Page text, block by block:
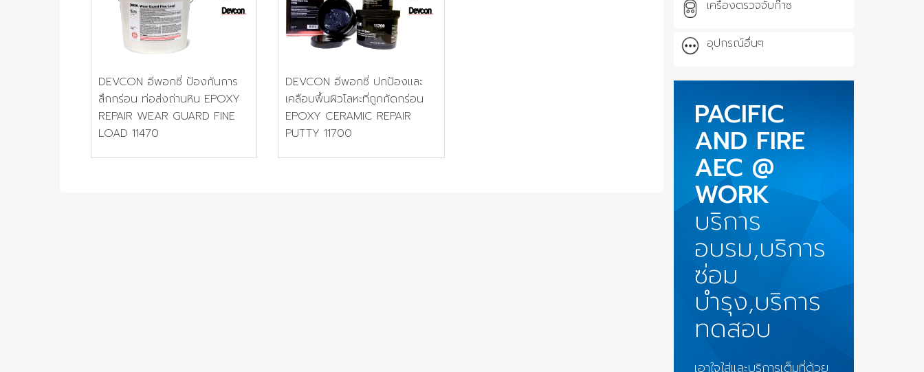
DEVCON อีพอกซี่ ป้องกันการ
สึกกร่อน ท่อส่งถ่านหิน EPOXY
REPAIR WEAR GUARD FINE
LOAD 11470
DEVCON อีพอกซี่ ปกป้องและ
เคลือบพื้นผิวโลหะที่ถูกกัดกร่อน
EPOXY CERAMIC REPAIR
PUTTY 11700
เครื่องตรวจจับก๊าซ
อุปกรณ์อื่นๆ
PACIFIC
AND FIRE
AEC @
WORK
บริการ
อบรม,บริการ
ซ่อม
บำรุง,บริการ
ทดสอบ
เอาใจใส่และบริการเต็มที่ด้วย